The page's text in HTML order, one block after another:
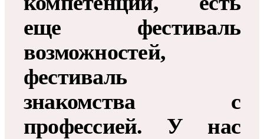
еще фестиваль
возможностей,
фестиваль
знакомства с
профессией. У нас